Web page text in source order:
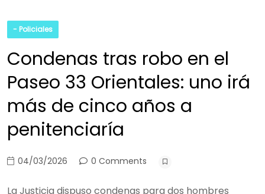
- Policiales
Condenas tras robo en el
Paseo 33 Orientales: uno irá
más de cinco años a
penitenciaría
04/03/2026 0 Comments
La Justicia dispuso condenas para dos hombres